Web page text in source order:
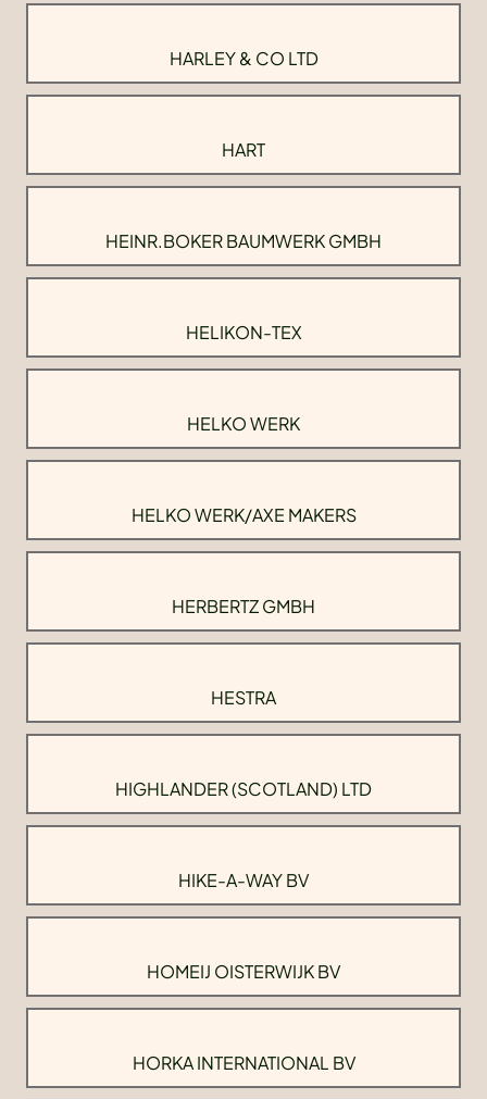
HARLEY & CO LTD
HART
HEINR.BOKER BAUMWERK GMBH
HELIKON-TEX
HELKO WERK
HELKO WERK/AXE MAKERS
HERBERTZ GMBH
HESTRA
HIGHLANDER (SCOTLAND) LTD
HIKE-A-WAY BV
HOMEIJ OISTERWIJK BV
HORKA INTERNATIONAL BV